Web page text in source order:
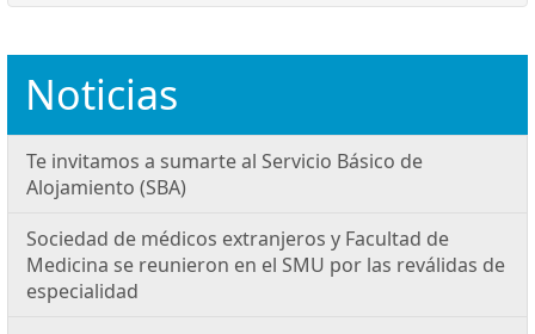
Noticias
Te invitamos a sumarte al Servicio Básico de
Alojamiento (SBA)
Sociedad de médicos extranjeros y Facultad de
Medicina se reunieron en el SMU por las reválidas de
especialidad